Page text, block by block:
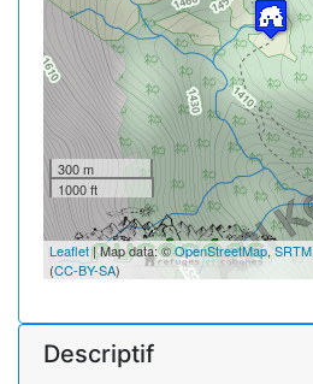
300 m
1000 ft
Leaflet| Map data: ©OpenStreetMap, SRTM
(CC-BY-SA)
Descriptif